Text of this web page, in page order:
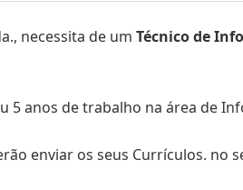
necessita de um Técnico de
5 anos de trabalho na área de
enviar os seus Currículos. no